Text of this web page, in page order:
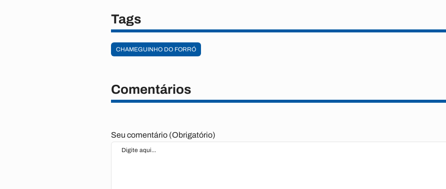
Tags
CHAMEGUINHO DO FORRÓ
Comentários
Seu comentário (Obrigatório)